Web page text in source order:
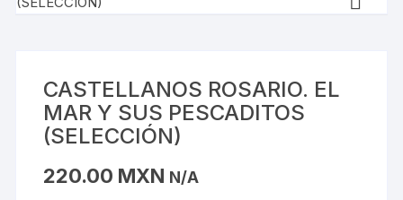
CASTELLANOS ROSARIO. EL
MAR Y SUS PESCADITOS
(SELECCIÓN)
220.00 MXN N/A